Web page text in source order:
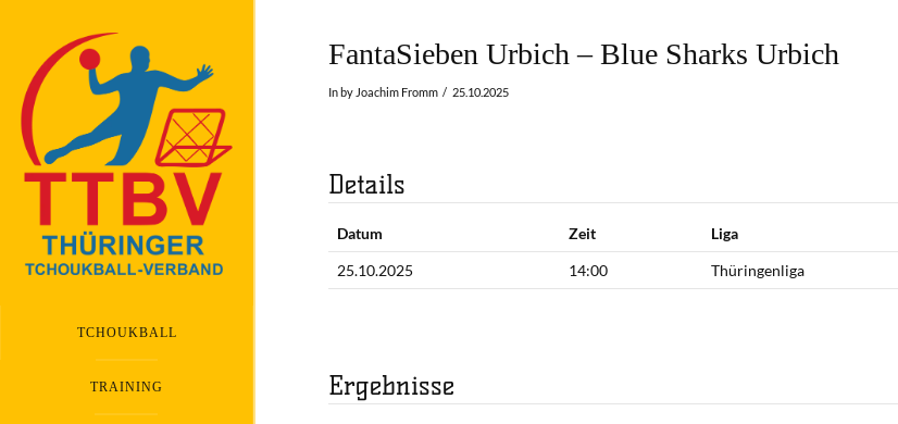
TCHOUKBALL
TRAINING
FantaSieben Urbich – Blue Sharks Urbich
In by Joachim Fromm 25.10.2025
Details
Datum Zeit Liga
25.10.2025
14:00 Thüringenliga
Ergebnisse